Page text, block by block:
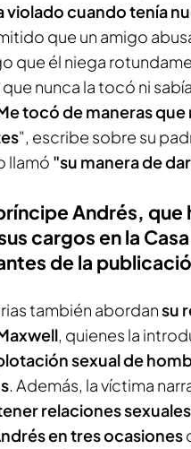
violado cuando tenía
que un amigo
que él niega
nunca la tocó ni
tocó de maneras que
", escribe sobre su
llamó "su manera de
Andrés, que
cargos en la Casa
de la
también abordansu
, quienes la
sexual de
. Además, la víctima
relaciones
en tres ocasiones